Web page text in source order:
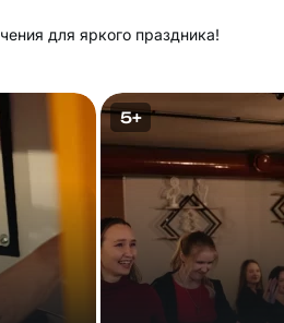
для яркого праздника!
5+